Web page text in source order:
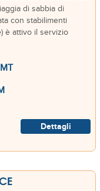
di sabbia di
con stabilimenti
è attivo il servizio
Dettagli